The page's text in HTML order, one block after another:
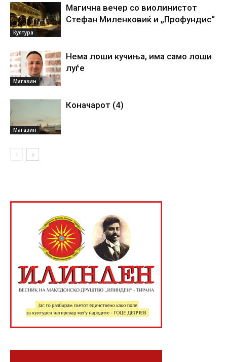
Култура
Магична вечер со виолинистот
Стефан Миленковиќ и „Профундис“
Магазин
Нема лоши кучиња, има само лоши
луѓе
Магазин
Коначарот (4)